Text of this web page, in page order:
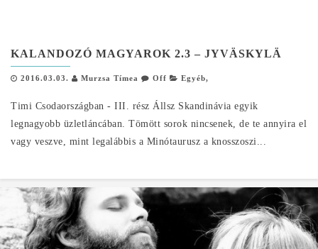
KALANDOZÓ MAGYAROK 2.3 – JYVÄSKYLÄ
2016.03.03. Murzsa Tímea Off Egyéb,
Timi Csodaországban - III. rész Állsz Skandinávia egyik
legnagyobb üzletláncában. Tömött sorok nincsenek, de te annyira el
vagy veszve, mint legalábbis a Minótaurusz a knosszoszi...